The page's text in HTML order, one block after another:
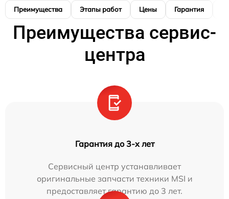
Преимущества Этапы работ Цены Гарантия
Преимущества сервис-
центра
Гарантия до 3-х лет
Сервисный центр устанавливает
оригинальные запчасти техники MSI и
предоставляет гарантию до 3 лет.